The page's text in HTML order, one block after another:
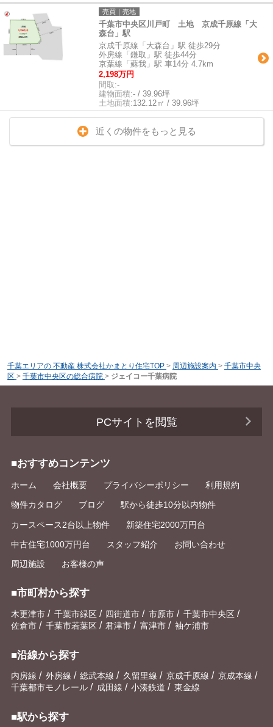
売買｜売地
千葉市中央区川戸町 土地 京成千原線「大
森台」駅
京成千原線「大森台」駅 徒歩29分
外房線「鎌取」駅 徒歩44分
京葉線「蘇我」駅 車14分 4.7km
2,198万円
間取:-
建物面積:- / 39.96坪
土地面積:132.12㎡ / 39.96坪
近くの物件をもっと見る
千葉エリアの 不動産 株式会社かまとり住宅TOP > 周辺施設案内 > 千葉市中央
区 > 千葉市中央区の総合病院 > ジェイコー千葉病院
PCサイトを閲覧
■おすすめコンテンツ
ホーム 会社概要 プライバシーポリシー 利用規約
物件カタログ ブログ 駅から徒歩10分以内物件
カースペース2台以上物件 新築住宅2000万円台
中古住宅1000万円台 スタッフ紹介 お問い合わせ
周辺施設 お客様の声
■市町村から探す
木更津市 / 千葉市緑区 / 四街道市 / 市原市 / 千葉市中央区 /
佐倉市 / 千葉市若葉区 / 君津市 / 富津市 / 袖ケ浦市
■沿線から探す
内房線 / 外房線 / 総武本線 / 久留里線 / 京成千原線 / 京成本線 /
千葉都市モノレール / 成田線 / 小湊鉄道 / 東金線
■駅から探す